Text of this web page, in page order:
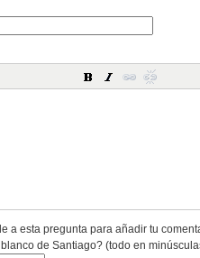
a esta pregunta para añadir tu
de Santiago? (todo en